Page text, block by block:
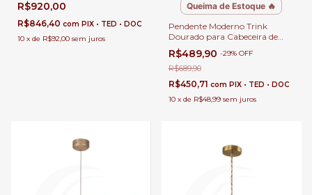
Quartos e Lavabo
R$920,00
R$846,40 com PIX • TED • DOC
10 x de R$92,00 sem juros
Queima de Estoque 🔥
Pendente Moderno Trink
Dourado para Cabeceira de
Cama, Balcão de Cozinha,
Quartos e Lavabo
R$489,90 -29% OFF
R$689,90
R$450,71 com PIX • TED • DOC
10 x de R$48,99 sem juros